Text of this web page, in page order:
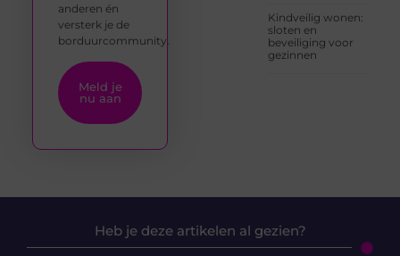
Kindveilig wonen:
sloten en
beveiliging voor
gezinnen
anderen én
versterk je de
borduurcommunity.
Meld je
nu aan
Heb je deze artikelen al gezien?